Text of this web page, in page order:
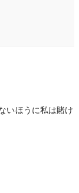
いほうに私は賭け